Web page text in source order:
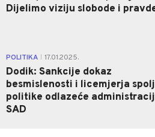
Dijelimo viziju slobode i
POLITIKA 17.01.2025.
Dodik: Sankcije dokaz
besmislenosti i licemjerja
politike odlazeće
SAD